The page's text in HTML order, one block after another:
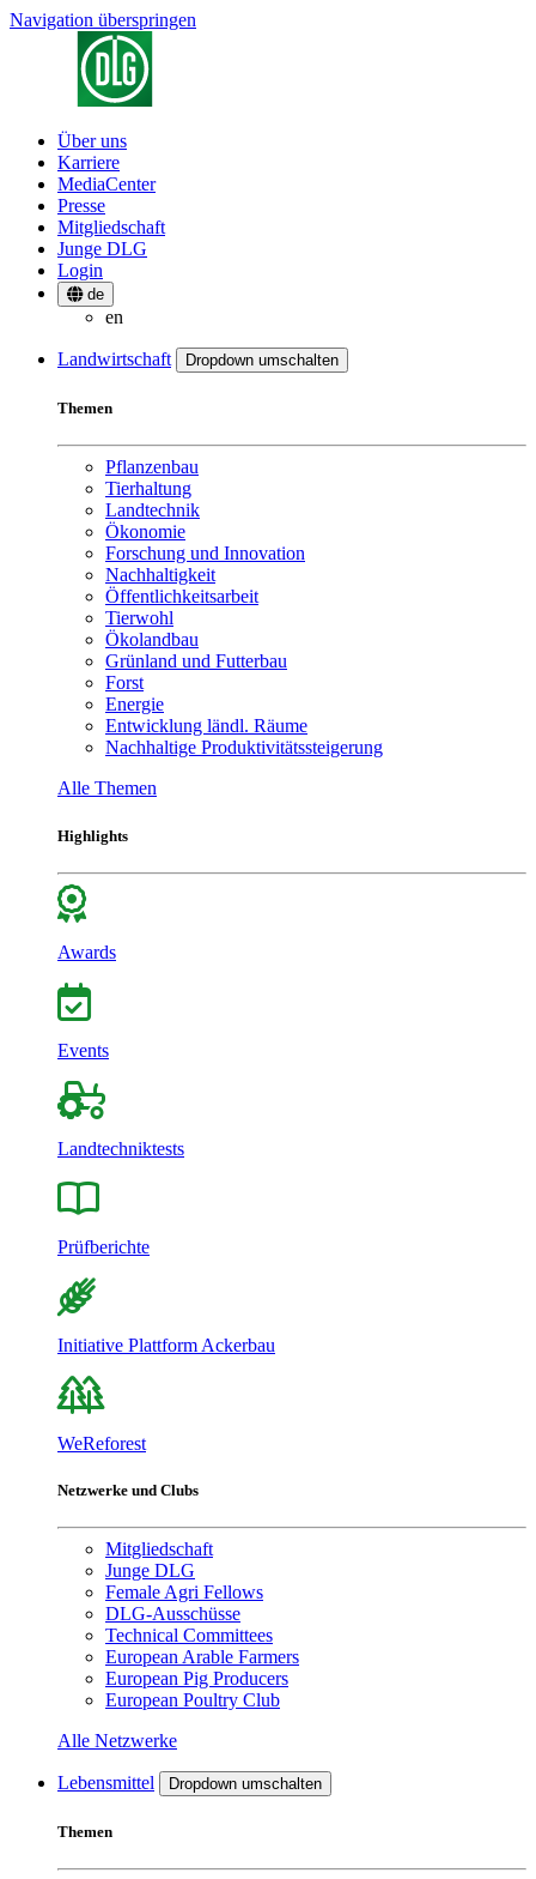
Navigation überspringen
Über uns
Karriere
MediaCenter
Presse
Mitgliedschaft
Junge DLG
Login
de
en
Landwirtschaft Dropdown umschalten
Themen
Pflanzenbau
Tierhaltung
Landtechnik
Ökonomie
Forschung und Innovation
Nachhaltigkeit
Öffentlichkeitsarbeit
Tierwohl
Ökolandbau
Grünland und Futterbau
Forst
Energie
Entwicklung ländl. Räume
Nachhaltige Produktivitätssteigerung
Alle Themen
Highlights
Awards
Events
Landtechniktests
Prüfberichte
Initiative Plattform Ackerbau
WeReforest
Netzwerke und Clubs
Mitgliedschaft
Junge DLG
Female Agri Fellows
DLG-Ausschüsse
Technical Committees
European Arable Farmers
European Pig Producers
European Poultry Club
Alle Netzwerke
Lebensmittel Dropdown umschalten
Themen